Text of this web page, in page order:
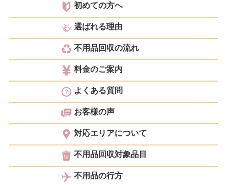
初めての方へ
選ばれる理由
不用品回収の流れ
料金のご案内
よくある質問
お客様の声
対応エリアについて
不用品回収対象品目
不用品の行方